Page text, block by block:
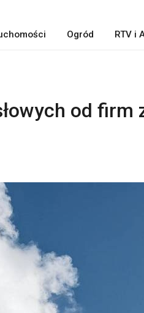
Ogród RTV i
od firm